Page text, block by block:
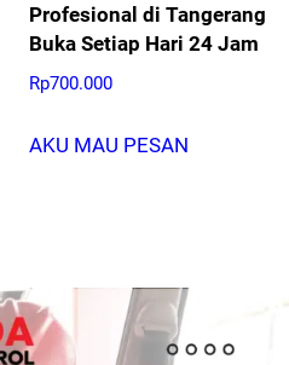
Profesional di Tangerang
Buka Setiap Hari 24 Jam
Rp700.000
AKU MAU PESAN